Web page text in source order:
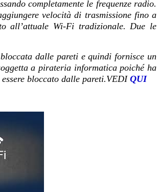
completamente le frequenze radio.
velocità di trasmissione fino a
all’attuale Wi-Fi tradizionale. Due le
dalle pareti e quindi fornisce un
a pirateria informatica poiché ha
bloccato dalle pareti.VEDIQUI